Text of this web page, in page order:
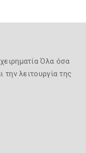
Όλα όσα
λειτουργία της